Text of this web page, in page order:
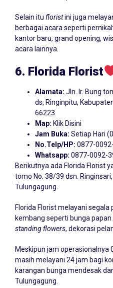
Selain itu floristini juga
berbagai acara seperti
kantor baru, grand opening,
acara lainnya.
6. Florida Florist
Alamata: Jln. Ir. Bung
ds, Ringinpitu,
66223
Map: Klik Disini
Jam Buka: Setiap Hari
No.Telp/HP: 0877-
Whatsapp: 0877-0092-
Berikutnya ada Florida Florist
tomo No. 38/39 dsn.
Tulungagung.
Florida Florist melayani
kembang seperti bunga papan
standing flowers, dekorasi
Meskipun jam operasionalnya
masih melayani 24 jam bagi
karangan bunga mendesak
Tulungagung.